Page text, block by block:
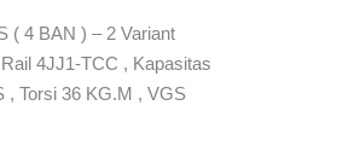
( 4 BAN ) – 2 Variant
4JJ1-TCC , Kapasitas
, Torsi 36 KG.M , VGS